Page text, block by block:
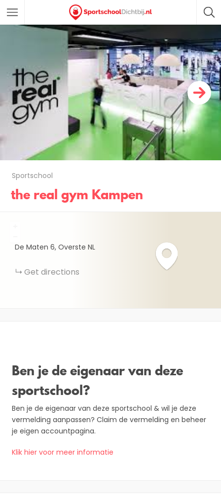
Sportschool
the real gym Kampen
De Maten 6 Overste NL
Get directions
Ben je de eigenaar van deze
sportschool?
Ben je de eigenaar van deze sportschool & wil je deze
vermelding aanpassen? Claim de vermelding en beheer
je eigen accountpagina.
Klik hier voor meer informatie